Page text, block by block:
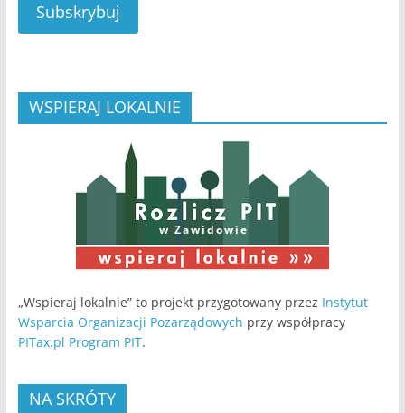
Subskrybuj
WSPIERAJ LOKALNIE
w Zawidowie
„Wspieraj lokalnie” to projekt przygotowany przez Instytut
Wsparcia Organizacji Pozarządowych przy współpracy
PITax.pl Program PIT.
NA SKRÓTY